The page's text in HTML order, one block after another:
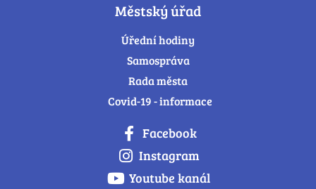
Městský úřad
Úřední hodiny
Samospráva
Rada města
Covid-19 - informace
Facebook
Instagram
Youtube kanál